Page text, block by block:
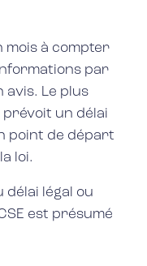
mois à compter
par
avis. Le plus
un délai
point de départ
loi.
délai légal ou
est présumé